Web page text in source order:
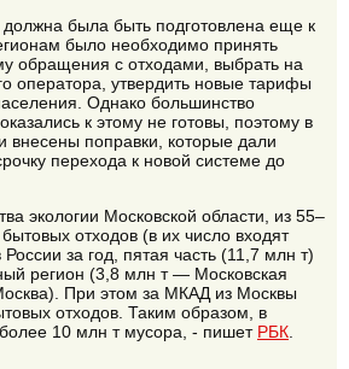
была быть подготовлена еще к
было необходимо принять
обращения с отходами, выбрать на
оператора, утвердить новые тарифы
Однако большинство
к этому не готовы, поэтому в
внесены поправки, которые дали
перехода к новой системе до
экологии Московской области, из 55–
отходов (в их число входят
за год, пятая часть (11,7 млн т)
регион (3,8 млн т — Московская
При этом за МКАД из Москвы
отходов. Таким образом, в
10 млн т мусора, - пишет РБК